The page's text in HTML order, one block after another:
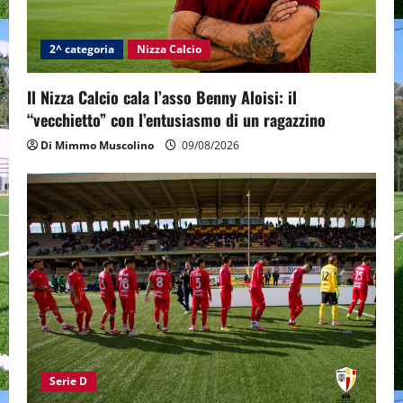
2^ categoria Nizza Calcio
Il Nizza Calcio cala l’asso Benny Aloisi: il
“vecchietto” con l’entusiasmo di un ragazzino
Di Mimmo Muscolino 09/08/2026
Serie D